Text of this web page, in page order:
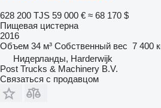
628 200 TJS 59 000 € ≈ 68 170 $
Пищевая цистерна
2016
Объем 34 м³ Собственный вес 7 400
Нидерланды, Harderwijk
Post Trucks & Machinery B.V.
Связаться с продавцом